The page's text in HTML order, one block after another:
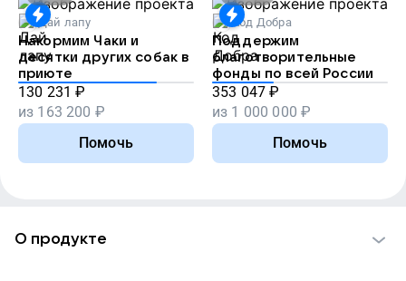
Дай лапу
Накормим Чаки и
десятки других собак в
приюте
130 231 ₽
из 163 200 ₽
Помочь
Код Добра
Поддержим
благотворительные
фонды по всей России
353 047 ₽
из 1 000 000 ₽
Помочь
О продукте